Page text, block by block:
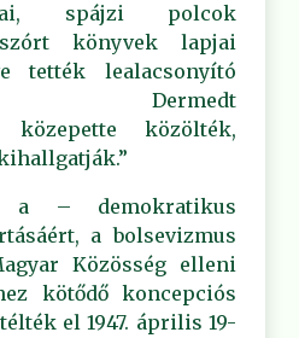
spájzi polcok
könyvek lapjai
tették lealacsonyító
Dermedt
közepette közölték,
a – demokratikus
a bolsevizmus
Közösség elleni
kötődő koncepciós
el 1947. április 19-